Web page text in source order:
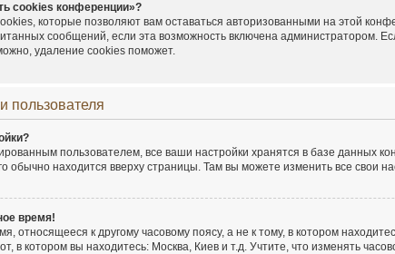
cookies конференции»?
которые позволяют вам оставаться авторизованными на этой
сообщений, если эта возможность включена администратором.
удаление cookies поможет.
пользователя
пользователем, все ваши настройки хранятся в базе данных
обычно находится вверху страницы. Там вы можете изменить все свои
время!
относящееся к другому часовому поясу, а не к тому, в котором
в котором вы находитесь: Москва, Киев и т.д. Учтите, что изменять